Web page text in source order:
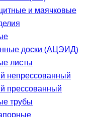
и маячковые
доски (АЦЭИД)
листы
непрессованный
прессованный
трубы